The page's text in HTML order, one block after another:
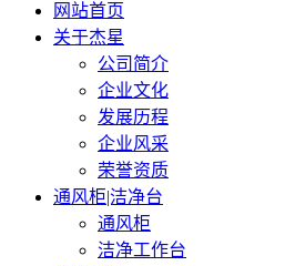
网站首页
关于杰星
公司简介
企业文化
发展历程
企业风采
荣誉资质
通风柜|洁净台
通风柜
洁净工作台